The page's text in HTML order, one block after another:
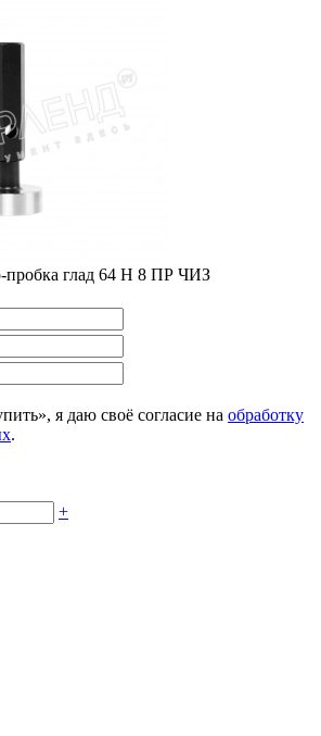
пробка глад 64 H 8 ПР ЧИЗ
я даю своё согласие на обработку
.
+